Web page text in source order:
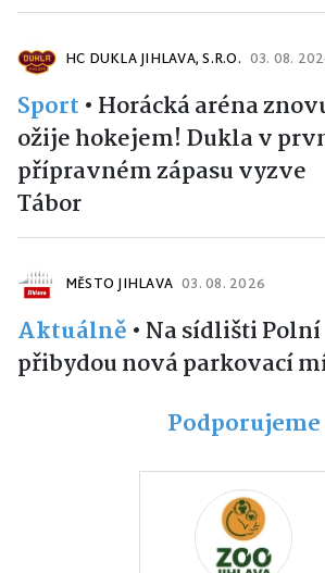
HC DUKLA JIHLAVA, S.R.O. 03. 08.
Sport • Horácká aréna
ožije hokejem! Dukla v
přípravném zápasu vyzve
Tábor
MĚSTO JIHLAVA 03. 08. 2026
Aktuálně • Na sídlišti Polní
přibydou nová parkovací
Podporujeme